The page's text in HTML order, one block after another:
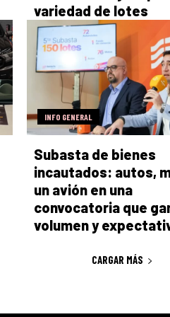
variedad de lotes
INFO GENERAL
Subasta de bienes
incautados: autos,
un avión en una
convocatoria que
volumen y
CARGAR MÁS